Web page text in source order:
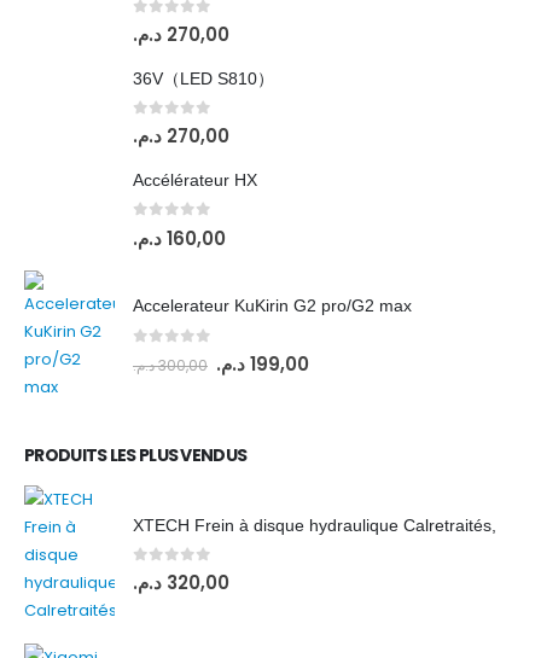
out of 5
270,00 د.م.
36V（LED S810）
out of 5
270,00 د.م.
Accélérateur HX
out of 5
160,00د.م.
Accelerateur KuKirin G2 pro/G2 max
300,00د.م. 199,00 د.م.
PRODUITS LES PLUS VENDUS
XTECH Frein à disque hydraulique Calretraités,
out of 5
320,00 د.م.